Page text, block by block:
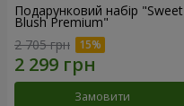
Подарунковий набір "Sweet
Blush Premium"
2 705 грн
Замовити